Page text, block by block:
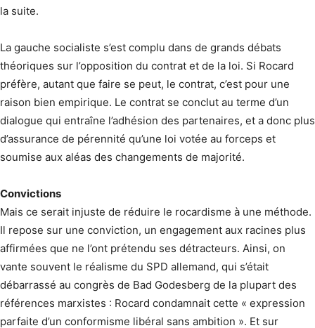
la suite.
La gauche socialiste s’est complu dans de grands débats
théoriques sur l’opposition du contrat et de la loi. Si Rocard
préfère, autant que faire se peut, le contrat, c’est pour une
raison bien empirique. Le contrat se conclut au terme d’un
dialogue qui entraîne l’adhésion des partenaires, et a donc plus
d’assurance de pérennité qu’une loi votée au forceps et
soumise aux aléas des changements de majorité.
Convictions
Mais ce serait injuste de réduire le rocardisme à une méthode.
Il repose sur une conviction, un engagement aux racines plus
affirmées que ne l’ont prétendu ses détracteurs. Ainsi, on
vante souvent le réalisme du SPD allemand, qui s’était
débarrassé au congrès de Bad Godesberg de la plupart des
références marxistes : Rocard condamnait cette « expression
parfaite d’un conformisme libéral sans ambition ». Et sur